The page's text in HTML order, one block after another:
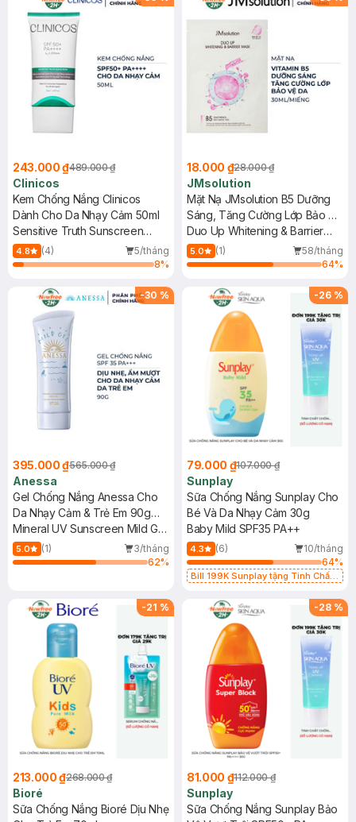
243.000 ₫489.000 ₫
Clinicos
Kem Chống Nắng Clinicos
Dành Cho Da Nhạy Cảm 50ml
Sensitive Truth Sunscreen
SPF50+ PA++++
4.8 (4)
5/tháng
8%
18.000 ₫28.000 ₫
JMsolution
Mặt Nạ JMsolution B5 Dưỡng
Sáng, Tăng Cường Lớp Bảo Vệ
Da 30ml
Duo Up Whitening & Barrier
Mask
5.0 (1)
58/tháng
64%
-30 %
395.000 ₫565.000 ₫
Anessa
Gel Chống Nắng Anessa Cho
Da Nhạy Cảm & Trẻ Em 90g
(Mới)
Mineral UV Sunscreen Mild Gel
(For Sensitive Skin)
SPF35/PA+++
5.0 (1)
3/tháng
62%
-26 %
79.000 ₫107.000 ₫
Sunplay
Sữa Chống Nắng Sunplay Cho
Bé Và Da Nhạy Cảm 30g
Baby Mild SPF35 PA++
4.3 (6)
10/tháng
64%
Bill 199K Sunplay tặng Tinh Chất
-21 %
213.000 ₫268.000 ₫
Bioré
Sữa Chống Nắng Bioré Dịu Nhẹ
-28 %
81.000 ₫112.000 ₫
Sunplay
Sữa Chống Nắng Sunplay Bảo